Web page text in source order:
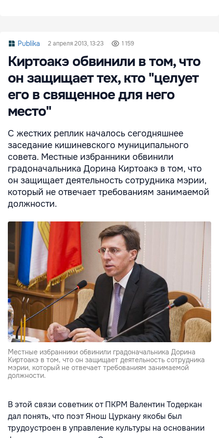
Publika 2 апреля 2013, 13:23 1 159
Киртоакэ обвинили в том, что
он защищает тех, кто "целует
его в священное для него
место"
С жестких реплик началось сегодняшнее
заседание кишиневского муниципального
совета. Местные избранники обвинили
градоначальника Дорина Киртоакэ в том, что
он защищает деятельность сотрудника мэрии,
который не отвечает требованиям занимаемой
должности.
Местные избранники обвинили градоначальника Дорина
Киртоакэ в том, что он защищает деятельность сотрудника
мэрии, который не отвечает требованиям занимаемой
должности.
В этой связи советник от ПКРМ Валентин Тодеркан
дал понять, что поэт Янош Цуркану якобы был
трудоустроен в управление культуры на основании